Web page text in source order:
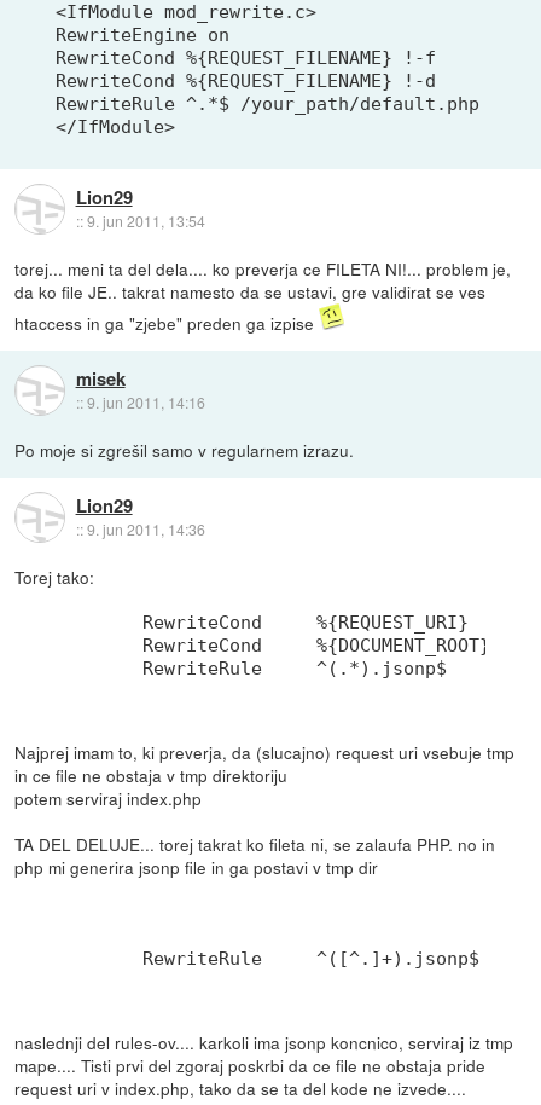
<IfModule mod_rewrite.c>
RewriteEngine on
RewriteCond %{REQUEST_FILENAME} !-f
RewriteCond %{REQUEST_FILENAME} !-d
RewriteRule ^.*$ /your_path/default.php [L]
</IfModule>
Lion29
::9. jun 2011, 13:54
torej... meni ta del dela.... ko preverja ce FILETA NI!... problem je,
da ko file JE.. takrat namesto da se ustavi, gre validirat se ves
htaccess in ga "zjebe" preden ga izpise
misek
::9. jun 2011, 14:16
Po moje si zgrešil samo v regularnem izrazu.
Lion29
::9. jun 2011, 14:36
Torej tako:
Najprej imam to, ki preverja, da (slucajno) request uri vsebuje tmp
in ce file ne obstaja v tmp direktoriju
potem serviraj index.php
TA DEL DELUJE... torej takrat ko fileta ni, se zalaufa PHP. no in
php mi generira jsonp file in ga postavi v tmp dir
naslednji del rules-ov.... karkoli ima jsonp koncnico, serviraj iz tmp
mape.... Tisti prvi del zgoraj poskrbi da ce file ne obstaja pride
request uri v index.php, tako da se ta del kode ne izvede....